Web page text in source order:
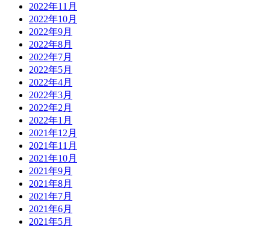
2022年11月
2022年10月
2022年9月
2022年8月
2022年7月
2022年5月
2022年4月
2022年3月
2022年2月
2022年1月
2021年12月
2021年11月
2021年10月
2021年9月
2021年8月
2021年7月
2021年6月
2021年5月